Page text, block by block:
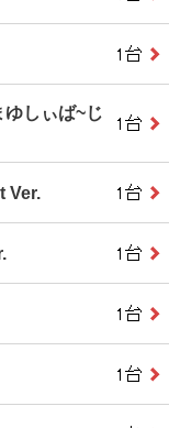
しぃば~じ
Ver.